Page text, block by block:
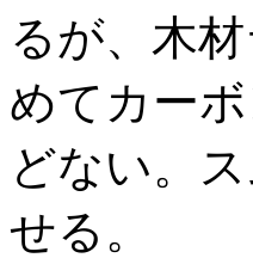
るが、木
めてカー
どない。
せる。